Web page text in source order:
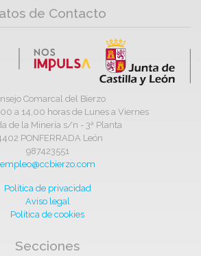
de Contacto
Comarcal del Bierzo
a 14,00 horas de Lunes a Viernes
de la Minería s/n - 3ª Planta
PONFERRADA León
987423551
empleo@ccbierzo.com
Política de privacidad
Aviso legal
Política de cookies
Secciones